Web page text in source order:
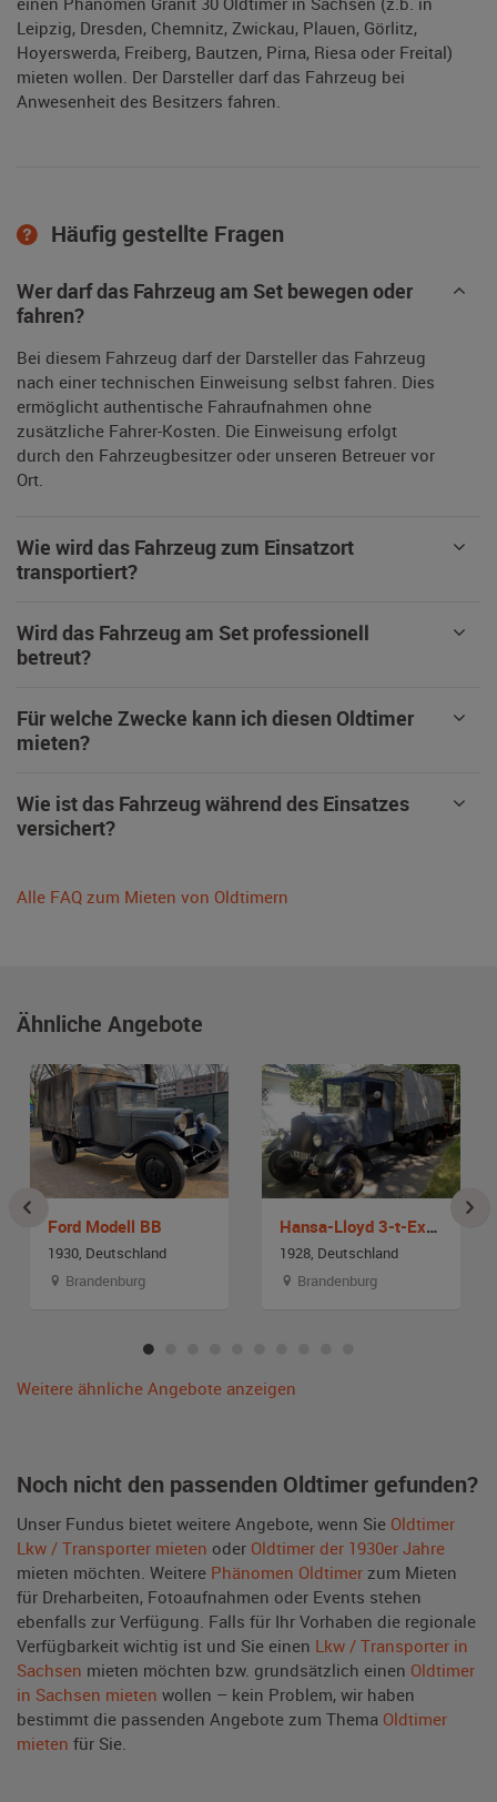
Leipzig, Dresden, Chemnitz, Zwickau, Plauen, Görlitz,
Hoyerswerda, Freiberg, Bautzen, Pirna, Riesa oder Freital)
mieten wollen. Der Darsteller darf das Fahrzeug bei
Anwesenheit des Besitzers fahren.
Häufig gestellte Fragen
Wer darf das Fahrzeug am Set bewegen oder
fahren?
Bei diesem Fahrzeug darf der Darsteller das Fahrzeug
nach einer technischen Einweisung selbst fahren. Dies
ermöglicht authentische Fahraufnahmen ohne
zusätzliche Fahrer-Kosten. Die Einweisung erfolgt
durch den Fahrzeugbesitzer oder unseren Betreuer vor
Ort.
Wie wird das Fahrzeug zum Einsatzort
transportiert?
Wird das Fahrzeug am Set professionell
betreut?
Für welche Zwecke kann ich diesen Oldtimer
mieten?
Wie ist das Fahrzeug während des Einsatzes
versichert?
Alle FAQ zum Mieten von Oldtimern
Ähnliche Angebote
Ford Modell BB
1930, Deutschland
Brandenburg
Hansa-Lloyd 3-t-Express
1928, Deutschland
Brandenburg
Weitere ähnliche Angebote anzeigen
Noch nicht den passenden Oldtimer gefunden?
Unser Fundus bietet weitere Angebote, wenn Sie Oldtimer
Lkw / Transporter mieten oder Oldtimer der 1930er Jahre
mieten möchten. Weitere Phänomen Oldtimer zum Mieten
für Dreharbeiten, Fotoaufnahmen oder Events stehen
ebenfalls zur Verfügung. Falls für Ihr Vorhaben die regionale
Verfügbarkeit wichtig ist und Sie einen Lkw / Transporter in
Sachsen mieten möchten bzw. grundsätzlich einen Oldtimer
in Sachsen mieten wollen – kein Problem, wir haben
bestimmt die passenden Angebote zum Thema Oldtimer
mieten für Sie.